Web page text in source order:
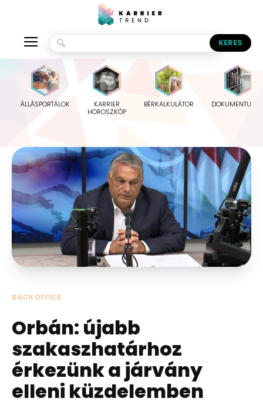
ÁLLÁSPORTÁLOK
KARRIER
HOROSZKÓP
BÉRKALKULÁTOR
BACK OFFICE
Orbán: újabb
szakaszhatárhoz
érkezünk a járvány
elleni küzdelemben